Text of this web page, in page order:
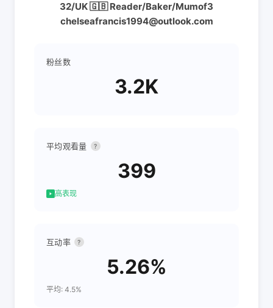
32/UK 🇬🇧 Reader/Baker/Mumof3
chelseafrancis1994@outlook.com
粉丝数
3.2K
平均观看量 ?
399
高表现
互动率 ?
5.26%
平均: 4.5%